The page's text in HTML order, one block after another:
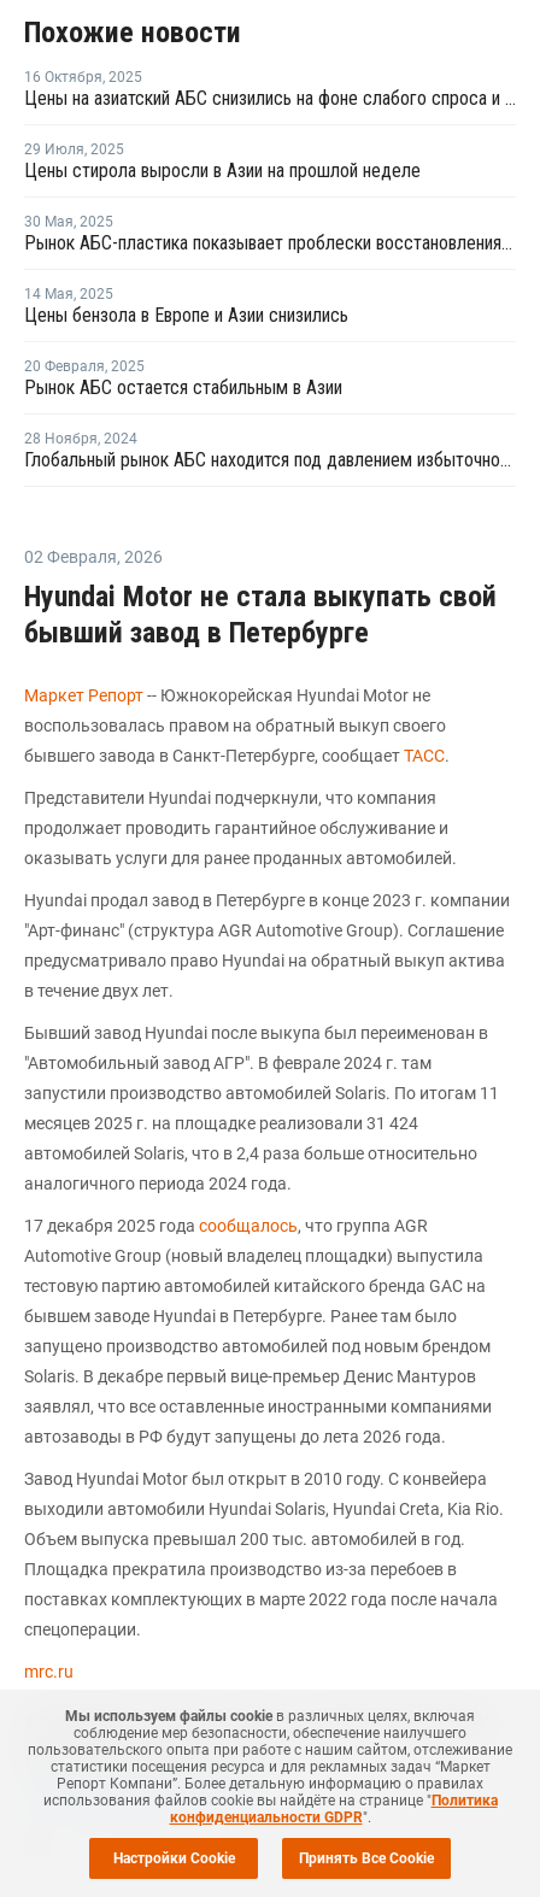
Похожие новости
16 Октября, 2025
Цены на азиатский АБС снизились на фоне слабого спроса и больших запасов
29 Июля, 2025
Цены стирола выросли в Азии на прошлой неделе
30 Мая, 2025
Рынок АБС-пластика показывает проблески восстановления на фоне избыточного предложения
14 Мая, 2025
Цены бензола в Европе и Азии снизились
20 Февраля, 2025
Рынок АБС остается стабильным в Азии
28 Ноября, 2024
Глобальный рынок АБС находится под давлением избыточного предложения и слабого спроса
02 Февраля, 2026
Hyundai Motor не стала выкупать свой
бывший завод в Петербурге
Маркет Репорт-- Южнокорейская Hyundai Motor не
воспользовалась правом на обратный выкуп своего
бывшего завода в Санкт-Петербурге, сообщаетТАСС.
Представители Hyundai подчеркнули, что компания
продолжает проводить гарантийное обслуживание и
оказывать услуги для ранее проданных автомобилей.
Hyundai продал завод в Петербурге в конце 2023 г. компании
"Арт-финанс" (структура AGR Automotive Group). Соглашение
предусматривало право Hyundai на обратный выкуп актива
в течение двух лет.
Бывший завод Hyundai после выкупа был переименован в
"Автомобильный завод АГР". В феврале 2024 г. там
запустили производство автомобилей Solaris. По итогам 11
месяцев 2025 г. на площадке реализовали 31 424
автомобилей Solaris, что в 2,4 раза больше относительно
аналогичного периода 2024 года.
17 декабря 2025 года сообщалось, что группа AGR
Automotive Group (новый владелец площадки) выпустила
тестовую партию автомобилей китайского бренда GAC на
бывшем заводе Hyundai в Петербурге. Ранее там было
запущено производство автомобилей под новым брендом
Solaris. В декабре первый вице-премьер Денис Мантуров
заявлял, что все оставленные иностранными компаниями
автозаводы в РФ будут запущены до лета 2026 года.
Завод Hyundai Motor был открыт в 2010 году. С конвейера
выходили автомобили Hyundai Solaris, Hyundai Creta, Kia Rio.
Объем выпуска превышал 200 тыс. автомобилей в год.
Площадка прекратила производство из-за перебоев в
поставках комплектующих в марте 2022 года после начала
спецоперации.
mrc.ru
НЕФТЕХИМИЯ #РОССИЯ # НОВОСТЬ #HYUNDAI PETROCHEMICAL
# MRC #АВТОКОМПОНЕНТЫ Еще1
+Добавить все теги в фильтр
Мы используем файлы cookieв различных целях, включая
соблюдение мер безопасности, обеспечение наилучшего
пользовательского опыта при работе с нашим сайтом, отслеживание
статистики посещения ресурса и для рекламных задач “Маркет
Репорт Компани”. Более детальную информацию о правилах
использования файлов cookie вы найдёте на странице "Политика
конфиденциальности GDPR".
Настройки Cookie Принять Все Cookie